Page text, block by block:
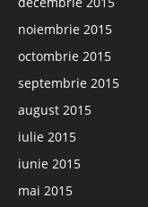
noiembrie 2015
octombrie 2015
septembrie 2015
august 2015
iulie 2015
iunie 2015
mai 2015